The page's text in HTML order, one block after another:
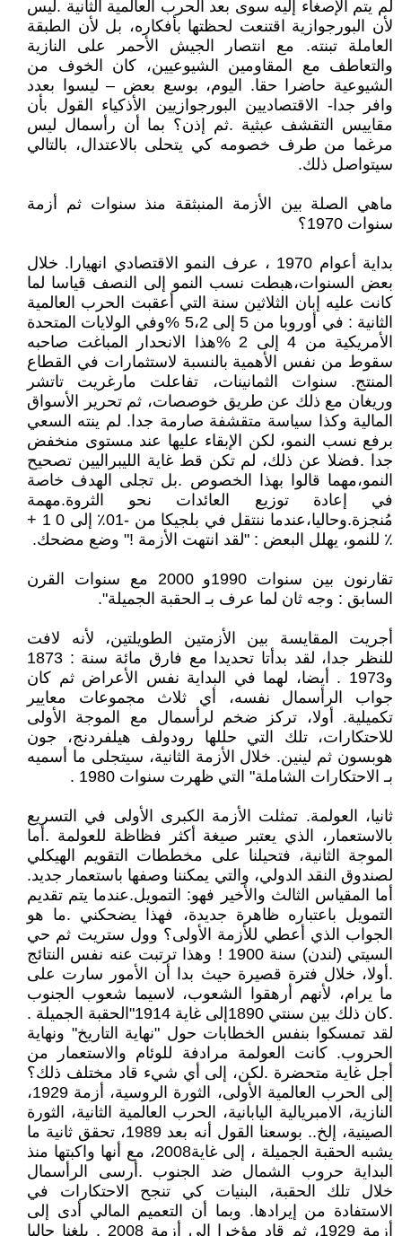
لم يتم الإصغاء إليه سوى بعد الحرب العالمية الثانية .ليس
لأن البورجوازية اقتنعت لحظتها بأفكاره، بل لأن الطبقة
العاملة تبنته. مع انتصار الجيش الأحمر على النازية
والتعاطف مع المقاومين الشيوعيين، كان الخوف من
الشيوعية حاضرا حقا. اليوم، بوسع بعض – ليسوا بعدد
وافر جدا- الاقتصاديين البورجوازيين الأذكياء القول بأن
مقاييس التقشف عبثية .ثم إذن؟ بما أن رأسمال ليس
مرغما من طرف خصومه كي يتحلى بالاعتدال، بالتالي
سيتواصل ذلك.
ماهي الصلة بين الأزمة المنبثقة منذ سنوات ثم أزمة
سنوات 1970؟
بداية أعوام 1970 ، عرف النمو الاقتصادي انهيارا. خلال
بعض السنوات،هبطت نسب النمو إلى النصف قياسا لما
كانت عليه إبان الثلاثين سنة التي أعقبت الحرب العالمية
الثانية : في أوروبا من 5 إلى 5،2 %وفي الولايات المتحدة
الأمريكية من 4 إلى 2 %هذا الانحدار المباغت صاحبه
سقوط من نفس الأهمية بالنسبة لاستثمارات في القطاع
المنتج. سنوات الثمانينات، تفاعلت مارغريت تاتشر
وريغان مع ذلك عن طريق خوصصات، ثم تحرير الأسواق
المالية وكذا سياسة متقشفة صارمة جدا. لم ينته السعي
برفع نسب النمو، لكن الإبقاء عليها عند مستوى منخفض
جدا .فضلا عن ذلك، لم تكن قط غاية الليبراليين تصحيح
النمو،مهما قالوا بهذا الخصوص .بل تجلى الهدف خاصة
في إعادة توزيع العائدات نحو الثروة.مهمة
مُنجزة.وحاليا،عندما ننتقل في بلجيكا من -01٪ إلى 0 1 +
٪ للنمو، يهلل البعض : "لقد انتهت الأزمة !" وضع مضحك.
تقارنون بين سنوات 1990و 2000 مع سنوات القرن
السابق : وجه ثان لما عرف بـ الحقبة الجميلة".
أجريت المقايسة بين الأزمتين الطويلتين، لأنه لافت
للنظر جدا، لقد بدأتا تحديدا مع فارق مائة سنة : 1873
و1973 . أيضا، لهما في البداية نفس الأعراض ثم كان
جواب الرأسمال نفسه، أي ثلاث مجموعات معايير
تكميلية. أولا، تركز ضخم لرأسمال مع الموجة الأولى
للاحتكارات، تلك التي حللها رودولف هيلفردنج، جون
هوبسون ثم لينين. خلال الأزمة الثانية، سيتجلى ما أسميه
بـ الاحتكارات الشاملة" التي ظهرت سنوات 1980 .
ثانيا، العولمة. تمثلت الأزمة الكبرى الأولى في التسريع
بالاستعمار، الذي يعتبر صيغة أكثر فظاظة للعولمة .أما
الموجة الثانية، فتحيلنا على مخططات التقويم الهيكلي
لصندوق النقد الدولي، والتي يمكننا وصفها باستعمار جديد.
أما المقياس الثالث والأخير فهو: التمويل.عندما يتم تقديم
التمويل باعتباره ظاهرة جديدة، فهذا يضحكني .ما هو
الجواب الذي أعطي للأزمة الأولى؟ وول ستريت ثم حي
السيتي (لندن) سنة 1900 ! وهذا ترتبت عنه نفس النتائج
.أولا، خلال فترة قصيرة حيث بدا أن الأمور سارت على
ما يرام، لأنهم أرهقوا الشعوب، لاسيما شعوب الجنوب
.كان ذلك بين سنتي 1890إلى غاية 1914"الحقبة الجميلة .
لقد تمسكوا بنفس الخطابات حول "نهاية التاريخ" ونهاية
الحروب. كانت العولمة مرادفة للوئام والاستعمار من
أجل غاية متحضرة .لكن، إلى أي شيء قاد مختلف ذلك؟
إلى الحرب العالمية الأولى، الثورة الروسية، أزمة 1929،
النازية، الامبريالية اليابانية، الحرب العالمية الثانية، الثورة
الصينية، إلخ.. بوسعنا القول أنه بعد 1989، تحقق ثانية ما
يشبه الحقبة الجميلة ، إلى غاية2008، مع أنها واكبتها منذ
البداية حروب الشمال ضد الجنوب .أرسى الرأسمال
خلال تلك الحقبة، البنيات كي تنجح الاحتكارات في
الاستفادة من إيرادها. وبما أن التعميم المالي أدى إلى
أزمة 1929، ثم قاد مؤخرا إلى أزمة 2008 . بلغنا حاليا